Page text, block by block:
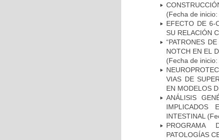
(Fecha de
EFECTO DE 6-
SU RELACIÓN
“PATRONES
NOTCH EN EL
(Fecha de
VIAS DE
EN MODELOS
ANÁLISIS
IMPLICADOS
INTESTINAL
PROGRAMA
PATOLOGÍAS